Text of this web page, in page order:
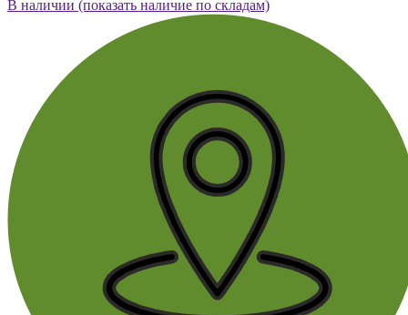
В наличии (показать наличие по складам)